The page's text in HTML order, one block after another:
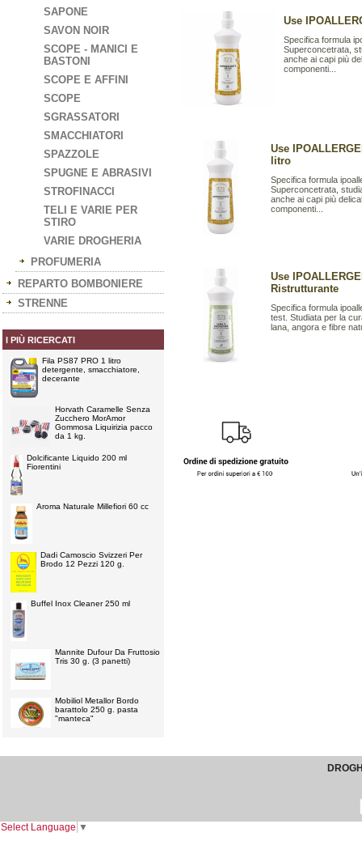
SAPONE
SAVON NOIR
SCOPE - MANICI E
BASTONI
SCOPE E AFFINI
SCOPE
SGRASSATORI
SMACCHIATORI
SPAZZOLE
SPUGNE E ABRASIVI
STROFINACCI
TELI E VARIE PER
STIRO
VARIE DROGHERIA
PROFUMERIA
REPARTO BOMBONIERE
STRENNE
I PIÙ RICERCATI
Fila PS87 PRO 1 litro
detergente, smacchiatore,
decerante
Horvath Caramelle Senza
Zucchero MorAmor
Gommosa Liquirizia pacco
da 1 kg.
Dolcificante Liquido 200 ml
Fiorentini
Aroma Naturale Millefiori 60 cc
Dadi Camoscio Svizzeri Per
Brodo 12 Pezzi 120 g.
Buffel Inox Cleaner 250 ml
Mannite Dufour Da Fruttosio
Tris 30 g. (3 panetti)
Mobiliol Metallor Bordo
barattolo 250 g. pasta
"manteca"
Use
Specifica formula
Superconcetrata,
anche ai capi più
componenti...
Use
litro
Specifica formula
Superconcetrata,
anche ai capi più
componenti...
Use
Ristrutturante
Specifica formula
test. Studiata per la
lana, angora e fibre
Select Language ▼